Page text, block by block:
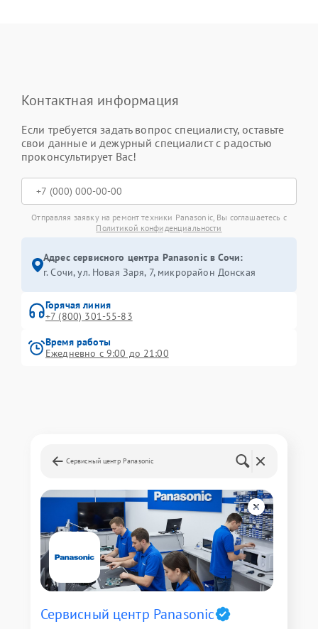
Контактная информация
Если требуется задать вопрос специалисту, оставьте
свои данные и дежурный специалист с радостью
проконсультирует Вас!
Отправляя заявку на ремонт техники Panasonic, Вы соглашаетесь с
Политикой конфиденциальности
Адрес сервисного центра Panasonic в Сочи:
г. Сочи, ул. Новая Заря, 7, микрорайон Донская
Горячая линия
+7 (800) 301-55-83
Время работы
Ежедневно с 9:00 до 21:00
Сервисный центр Panasonic
Сервисный центр Panasonic